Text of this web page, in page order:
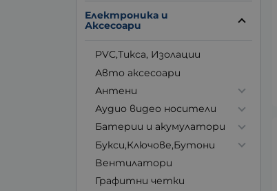
Електроника и
Аксесоари
PVC,Тикса, Изолации
Авто аксесоари
Антени
Аудио видео носители
Батерии и акумулатори
Букси,Ключове,Бутони
Вентилатори
Графитни четки